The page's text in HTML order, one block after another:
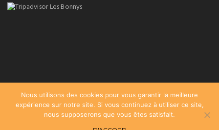
Nous utilisons des cookies pour vous garantir la meilleure
expérience sur notre site. Si vous continuez à utiliser ce site,
nous supposerons que vous êtes satisfait.